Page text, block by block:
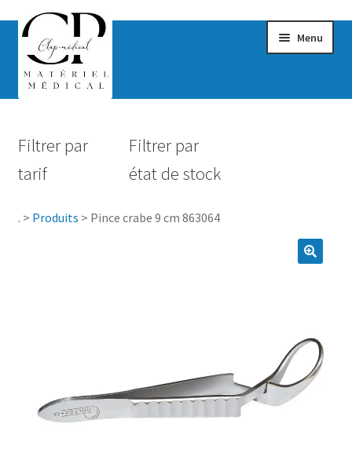
Menu
Hygiène
Pro.
Filtrer par
tarif
Filtrer par
état de stock
. > Produits > Pince crabe 9 cm 863064